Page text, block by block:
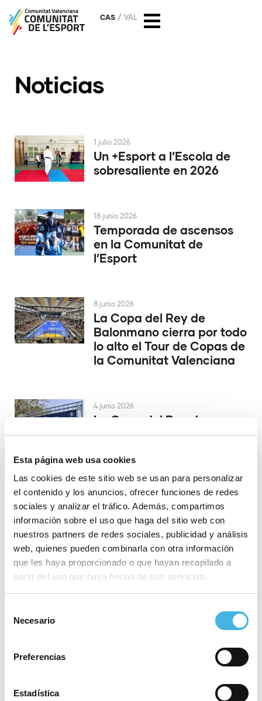
Esta página web usa cookies
Las cookies de este sitio web se usan para personalizar
el contenido y los anuncios, ofrecer funciones de redes
sociales y analizar el tráfico. Además, compartimos
información sobre el uso que haga del sitio web con
nuestros partners de redes sociales, publicidad y análisis
web, quienes pueden combinarla con otra información
que les haya proporcionado o que hayan recopilado a
partir del uso que haya hecho de sus servicios.
Necesario
Preferencias
Estadística
CAS VAL
Noticias
Un +Esport a l’Escola de
sobresaliente en 2026
1 julio 2026
Temporada de ascensos
en la Comunitat de
l’Esport
18 junio 2026
La Copa del Rey de
Balonmano cierra por todo
lo alto el Tour de Copas de
la Comunitat Valenciana
8 junio 2026
La Copa del Rey de
Balonmano se decide en
4 junio 2026
El Valencia Club de
Hockey asciende a la
máxima catogoría
29 mayo 2026
El Valencia Club de
Hockey, a brindar el tercer
ascenso de la temporada
28 mayo 2026